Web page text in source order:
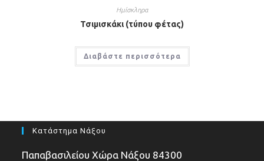
Ημίσκληρα
Τσιμισκάκι (τύπου φέτας)
Διαβάστε περισσότερα
Κατάστημα Νάξου
Παπαβασιλείου Χώρα Νάξου 84300